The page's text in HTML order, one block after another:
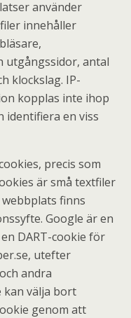
använder
innehåller
utgångssidor, antal
klockslag. IP-
kopplas inte ihop
identifiera en viss
precis som
är små textfiler
finns
Google är en
DART-cookie för
utefter
andra
kan välja bort
genom att